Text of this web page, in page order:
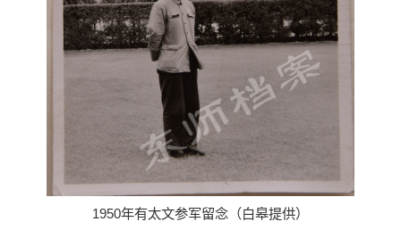
1950年有太文参军留念（白皋提供）